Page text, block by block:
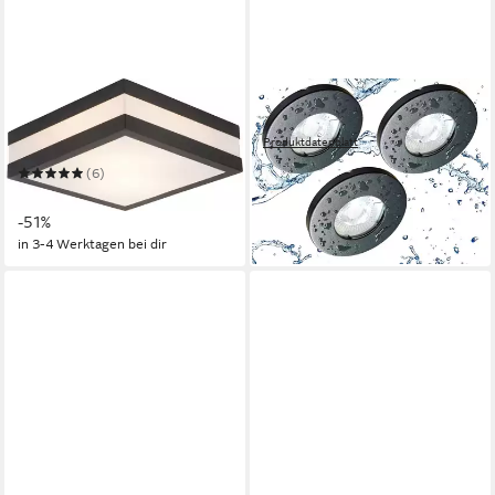
BRILLIANT
Außen-Deckenleuchte
MATTEO
(6)
ab 37,55 € 75,99 €
-51%
in 3-4 Werktagen bei dir
TRANGO
LED Einbauleuchte
Produktdatenblatt
ab 29,99 € UVP 65,97 €
-55%
in 4-5 Werktagen bei dir